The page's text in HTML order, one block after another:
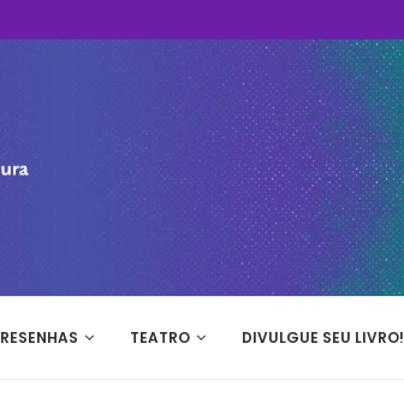
RESENHAS TEATRO DIVULGUE SEU LIVRO!